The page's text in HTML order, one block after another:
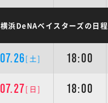
横浜DeNAベイスターズの日程
07.26[土] 18:00
07.27[日] 18:00